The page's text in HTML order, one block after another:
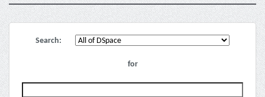
Search:
for